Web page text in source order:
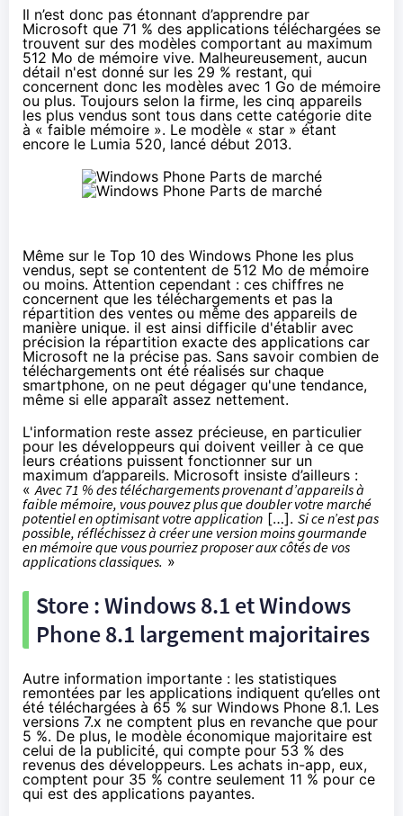
Il n’est donc pas étonnant d’apprendre par
Microsoft que 71 % des applications téléchargées se
trouvent sur des modèles comportant au maximum
512 Mo de mémoire vive. Malheureusement, aucun
détail n'est donné sur les 29 % restant, qui
concernent donc les modèles avec 1 Go de mémoire
ou plus. Toujours selon la firme, les cinq appareils
les plus vendus sont tous dans cette catégorie dite
à « faible mémoire ». Le modèle « star » étant
encore le Lumia 520, lancé début 2013.
Même sur le Top 10 des Windows Phone les plus
vendus, sept se contentent de 512 Mo de mémoire
ou moins. Attention cependant : ces chiffres ne
concernent que les téléchargements et pas la
répartition des ventes ou même des appareils de
manière unique. il est ainsi difficile d'établir avec
précision la répartition exacte des applications car
Microsoft ne la précise pas. Sans savoir combien de
téléchargements ont été réalisés sur chaque
smartphone, on ne peut dégager qu'une tendance,
même si elle apparaît assez nettement.
L'information reste assez précieuse, en particulier
pour les développeurs qui doivent veiller à ce que
leurs créations puissent fonctionner sur un
maximum d’appareils. Microsoft insiste d’ailleurs :
«Avec 71 % des téléchargements provenant d’appareils à
faible mémoire, vous pouvez plus que doubler votre marché
potentiel en optimisant votre application […]. Si ce n’est pas
possible, réfléchissez à créer une version moins gourmande
en mémoire que vous pourriez proposer aux côtés de vos
applications classiques. »
Store :Windows 8.1 etWindows
Phone 8.1 largement majoritaires
Autre information importante : les statistiques
remontées par les applications indiquent qu’elles ont
été téléchargées à 65 % sur Windows Phone 8.1. Les
versions 7.x ne comptent plus en revanche que pour
5 %. De plus, le modèle économique majoritaire est
celui de la publicité, qui compte pour 53 % des
revenus des développeurs. Les achats in-app, eux,
comptent pour 35 % contre seulement 11 % pour ce
qui est des applications payantes.